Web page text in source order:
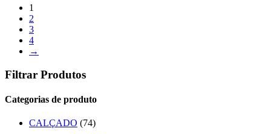
1
2
3
4
→
Filtrar Produtos
Categorias de produto
CALÇADO (74)